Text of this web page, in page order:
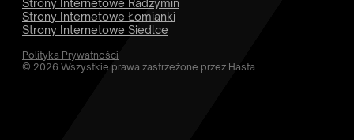
Strony Internetowe Radzymin
Strony Internetowe Łomianki
Strony Internetowe Siedlce
© 2026 Wszystkie prawa zastrzeżone przez Hasta
Polityka Prywatności